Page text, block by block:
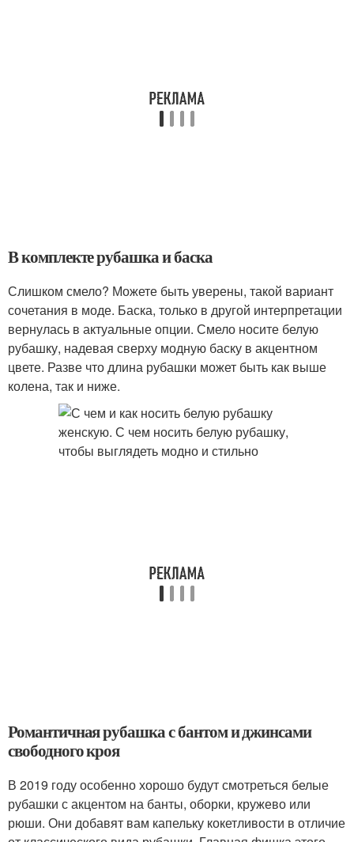
В комплекте рубашка и баска
Слишком смело? Можете быть уверены, такой вариант
сочетания в моде. Баска, только в другой интерпретации
вернулась в актуальные опции. Смело носите белую
рубашку, надевая сверху модную баску в акцентном
цвете. Разве что длина рубашки может быть как выше
колена, так и ниже.
Романтичная рубашка с бантом и джинсами
свободного кроя
В 2019 году особенно хорошо будут смотреться белые
рубашки с акцентом на банты, оборки, кружево или
рюши. Они добавят вам капельку кокетливости в отличие